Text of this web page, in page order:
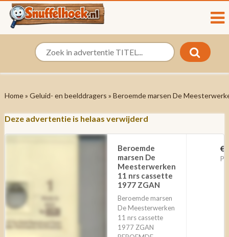
Home» Geluid- en beelddragers » Beroemde marsen De
Deze advertentie is helaas verwijderd
Beroemde
marsen De
Meesterwerken
11 nrs cassette
1977 ZGAN
Beroemde marsen
De Meesterwerken
11 nrs cassette
1977 ZGAN
€